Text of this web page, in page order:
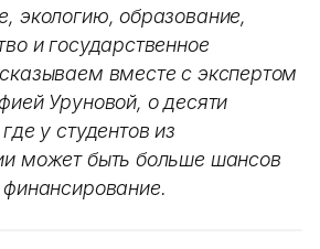
экологию, образование,
и государственное
вместе с экспертом
Уруновой, о десяти
у студентов из
может быть больше шансов